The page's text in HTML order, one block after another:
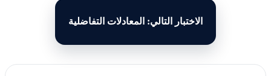
الاختبار التالي: المعادلات التفاضلية